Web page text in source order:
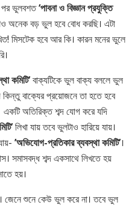
পর ভুলবশত‘পাবনা ও বিজ্ঞান প্রযুক্তি
অনেক বড় ভুল হবে বোধ করছি। এটা
মিসটেক হবে আর কি। কারন মনের ভুলে
কমিটি’বাক্যটিকে ভুল বাক্য বললে ভুল
কিন্তু বাক্যের প্রয়োজনে তা হতে হবে
একটি অতিরিক্ত শব্দ যোগ করে যদি
লিখা যায় তবে ভুলটাও হারিয়ে যায়।
’অভিযোগ-প্রতিকার ব্যবস্থা কমিটি’।
সমাসবদ্ধ শব্দ একসাথে লিখতে হয়
হয়।
‍শুনে কেউ ভুল করে না। তবে ভুল